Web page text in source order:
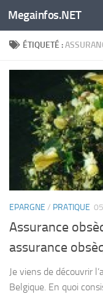
Skip to content
Megainfos.NET
ÉTIQUETÉ :
EPARGNE / PRATIQUE
Assurance
assurance
Je viens de découvrir
Belgique. En quoi